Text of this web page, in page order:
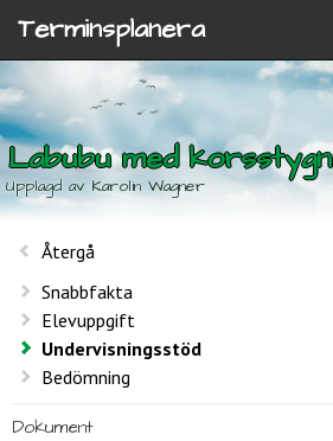
Terminsplanera
Labubu med korsstygn
Upplagd av Karolin Wagner
Återgå
Snabbfakta
Elevuppgift
Undervisningsstöd
Bedömning
Dokument